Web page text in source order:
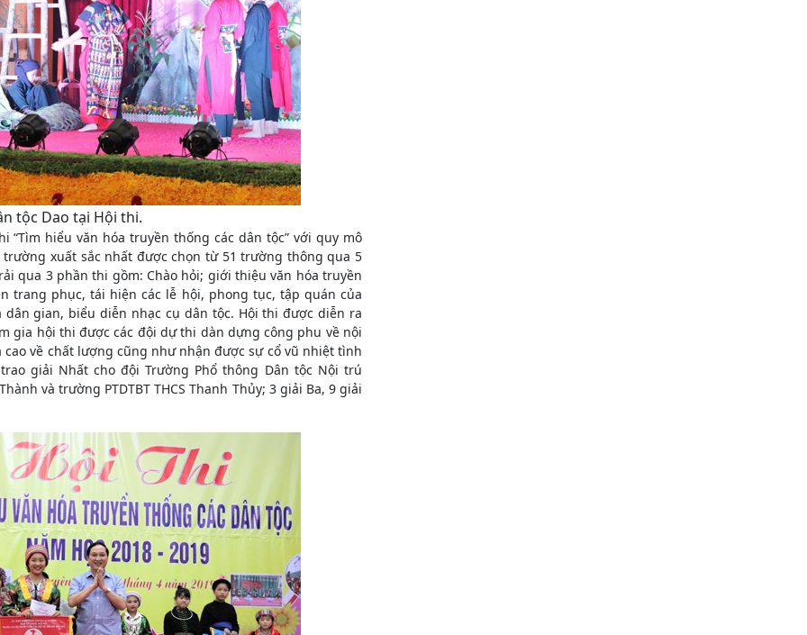
tộc Dao tại Hội thi.
“Tìm hiểu văn hóa truyền thống các dân tộc” với quy mô
xuất sắc nhất được chọn từ 51 trường thông qua 5
qua 3 phần thi gồm: Chào hỏi; giới thiệu văn hóa truyền
trang phục, tái hiện các lễ hội, phong tục, tập quán của
gian, biểu diễn nhạc cụ dân tộc. Hội thi được diễn ra
gia hội thi được các đội dự thi dàn dựng công phu về nội
về chất lượng cũng như nhận được sự cổ vũ nhiệt tình
giải Nhất cho đội Trường Phổ thông Dân tộc Nội trú
và trường PTDTBT THCS Thanh Thủy; 3 giải Ba, 9 giải